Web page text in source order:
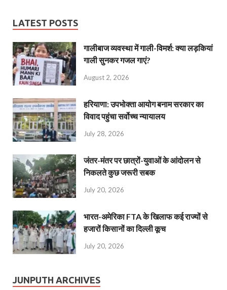
LATEST POSTS
गालीबाज व्‍यवस्‍था में गाली-विमर्श: क्या लड़कियां
गाली सुनकर गजल गाएं?
August 2, 2026
हरियाणा: उपभोक्ता आयोग बनाम सरकार का
विवाद पहुंचा सर्वोच्च न्यायालय
July 28, 2026
जंतर-मंतर पर छात्रों-युवाओं के आंदोलन से
निकलते कुछ जरूरी सबक
July 20, 2026
भारत-अमेरिका FTA के खिलाफ कई राज्यों से
हजारों किसानों का दिल्ली कूच
July 20, 2026
JUNPUTH ARCHIVES